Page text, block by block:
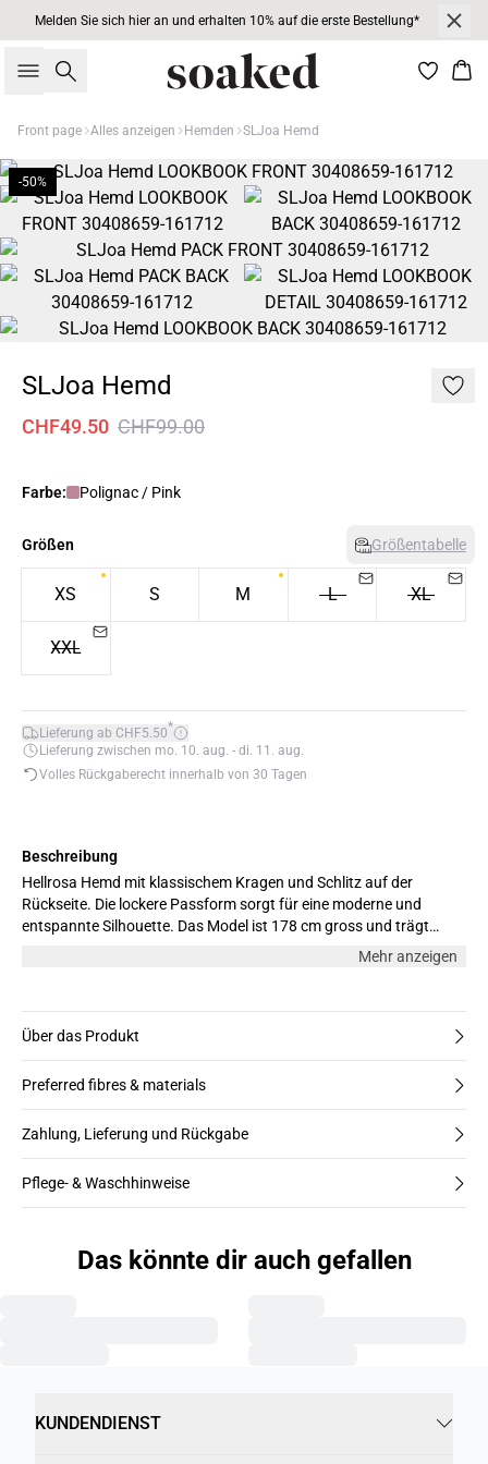
Melden Sie sich hier an und erhalten 10% auf die erste Bestellung*
Suche
Front page Alles anzeigen Hemden SLJoa Hemd
-50%
SLJoa Hemd
CHF49.50 CHF99.00
Farbe: Polignac / Pink
Größen Größentabelle
XS S M L XL
XXL
Lieferung ab CHF5.50*
Lieferung zwischen mo. 10. aug. - di. 11. aug.
Volles Rückgaberecht innerhalb von 30 Tagen
Beschreibung
Hellrosa Hemd mit klassischem Kragen und Schlitz auf der
Rückseite. Die lockere Passform sorgt für eine moderne und
entspannte Silhouette. Das Model ist 178 cm gross und trägt
Mehr anzeigen
Über das Produkt
Preferred fibres & materials
Zahlung, Lieferung und Rückgabe
Pflege- & Waschhinweise
Das könnte dir auch gefallen
KUNDENDIENST